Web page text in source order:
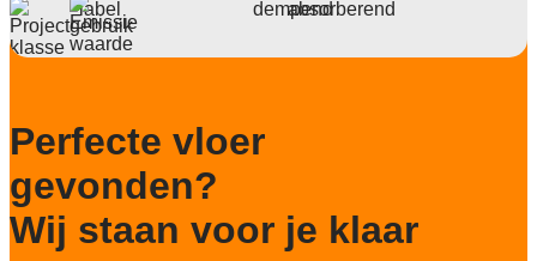
Deling
1/10
173.360/m2
3.879 gr/m2
Lichtechtheid NF EN ISO 105-B02
>7
Perfecte vloer
gevonden?
Wij staan voor je klaar